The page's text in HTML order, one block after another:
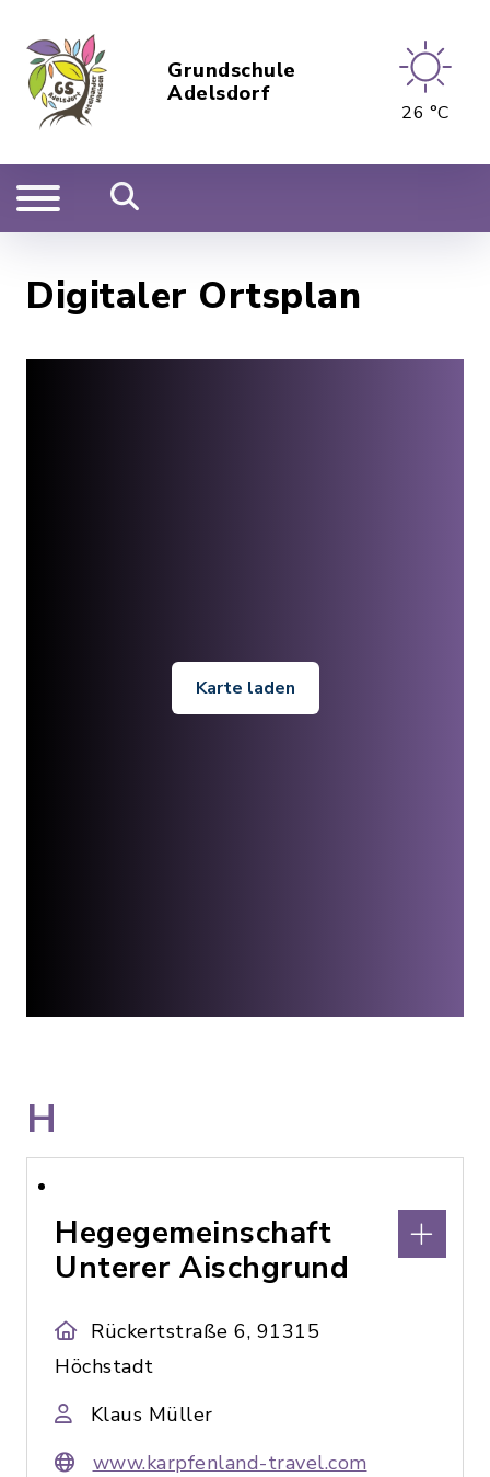
Grundschule
Adelsdorf
26 °C
Digitaler Ortsplan
Karte laden
H
Hegegemeinschaft
Unterer Aischgrund
Rückertstraße 6, 91315
Höchstadt
Klaus Müller
www.karpfenland-travel.com